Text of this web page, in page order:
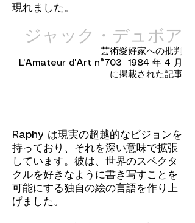
現れました。
ジャック・デュボア
芸術愛好家への批判
L'Amateur d'Art n°703 1984 年 4 月
に掲載された記事
Raphy は現実の超越的なビジョンを
持っており、それを深い意味で拡張
しています。彼は、世界のスペクタ
クルを好きなように書き写すことを
可能にする独自の絵の言語を作り上
げました。